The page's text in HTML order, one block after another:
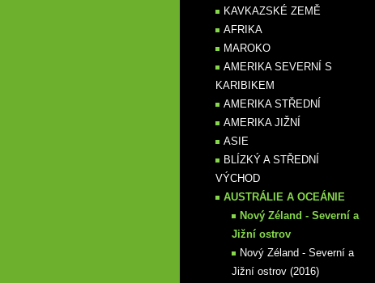
KAVKAZSKÉ ZEMĚ
AFRIKA
MAROKO
AMERIKA SEVERNÍ S
KARIBIKEM
AMERIKA STŘEDNÍ
AMERIKA JIŽNÍ
ASIE
BLÍZKÝ A STŘEDNÍ
VÝCHOD
AUSTRÁLIE A OCEÁNIE
Nový Zéland - Severní a
Jižní ostrov
Nový Zéland - Severní a
Jižní ostrov (2016)